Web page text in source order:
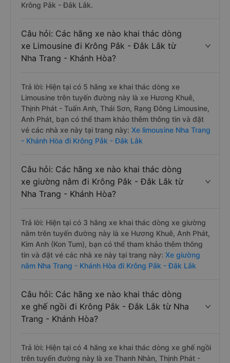
Krông Pắk - Đắk Lắk.
Câu hỏi: Các hãng xe nào khai thác dòng
xe Limousine đi Krông Pắk - Đắk Lắk từ
Nha Trang - Khánh Hòa?
Trả lời: Hiện tại có 5 hãng xe khai thác dòng xe
Limousine trên tuyến đường này là xe Hương Khuê,
Thịnh Phát - Tuấn Anh, Thái Sơn, Rạng Đông Limousine,
Anh Phát, bạn có thể tham khảo thêm thông tin và đặt
vé các nhà xe này tại trang này: Xe limousine Nha Trang
- Khánh Hòa đi Krông Pắk - Đắk Lắk
Câu hỏi: Các hãng xe nào khai thác dòng
xe giường nằm đi Krông Pắk - Đắk Lắk từ
Nha Trang - Khánh Hòa?
Trả lời: Hiện tại có 3 hãng xe khai thác dòng xe giường
nằm trên tuyến đường này là xe Hương Khuê, Anh Phát,
Kim Anh (Kon Tum), bạn có thể tham khảo thêm thông
tin và đặt vé các nhà xe này tại trang này: Xe giường
nằm Nha Trang - Khánh Hòa đi Krông Pắk - Đắk Lắk
Câu hỏi: Các hãng xe nào khai thác dòng
xe ghế ngồi đi Krông Pắk - Đắk Lắk từ Nha
Trang - Khánh Hòa?
Trả lời: Hiện tại có 4 hãng xe khai thác dòng xe ghế ngồi
trên tuyến đường này là xe Thanh Nhàn, Thịnh Phát -